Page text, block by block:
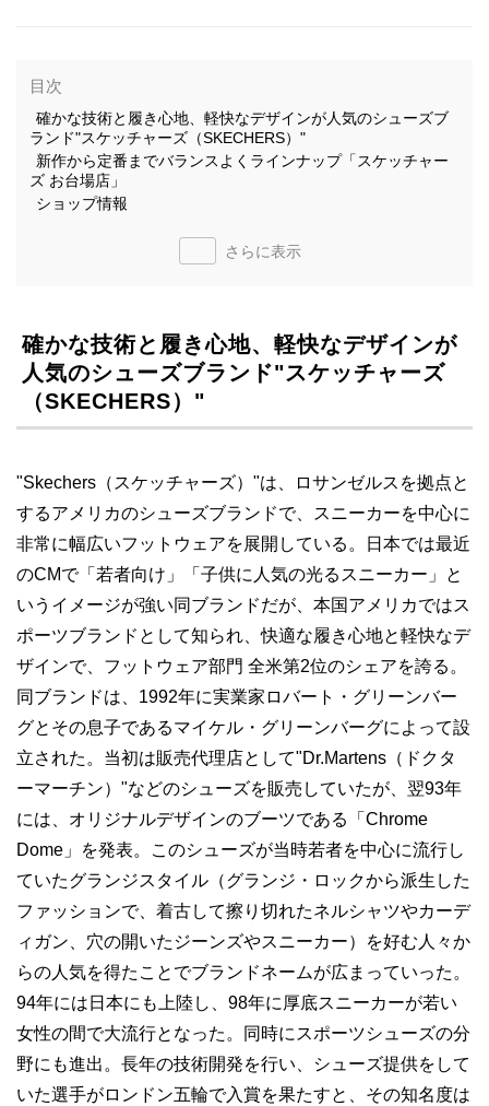
目次
確かな技術と履き心地、軽快なデザインが人気のシューズブ
ランド"スケッチャーズ（SKECHERS）"
新作から定番までバランスよくラインナップ「スケッチャー
ズ お台場店」
ショップ情報
さらに表示
確かな技術と履き心地、軽快なデザインが
人気のシューズブランド"スケッチャーズ
（SKECHERS）"
"Skechers（スケッチャーズ）"は、ロサンゼルスを拠点と
するアメリカのシューズブランドで、スニーカーを中心に
非常に幅広いフットウェアを展開している。日本では最近
のCMで「若者向け」「子供に人気の光るスニーカー」と
いうイメージが強い同ブランドだが、本国アメリカではス
ポーツブランドとして知られ、快適な履き心地と軽快なデ
ザインで、フットウェア部門 全米第2位のシェアを誇る。
同ブランドは、1992年に実業家ロバート・グリーンバー
グとその息子であるマイケル・グリーンバーグによって設
立された。当初は販売代理店として"Dr.Martens（ドクタ
ーマーチン）"などのシューズを販売していたが、翌93年
には、オリジナルデザインのブーツである「Chrome
Dome」を発表。このシューズが当時若者を中心に流行し
ていたグランジスタイル（グランジ・ロックから派生した
ファッションで、着古して擦り切れたネルシャツやカーデ
ィガン、穴の開いたジーンズやスニーカー）を好む人々か
らの人気を得たことでブランドネームが広まっていった。
94年には日本にも上陸し、98年に厚底スニーカーが若い
女性の間で大流行となった。同時にスポーツシューズの分
野にも進出。長年の技術開発を行い、シューズ提供をして
いた選手がロンドン五輪で入賞を果たすと、その知名度は